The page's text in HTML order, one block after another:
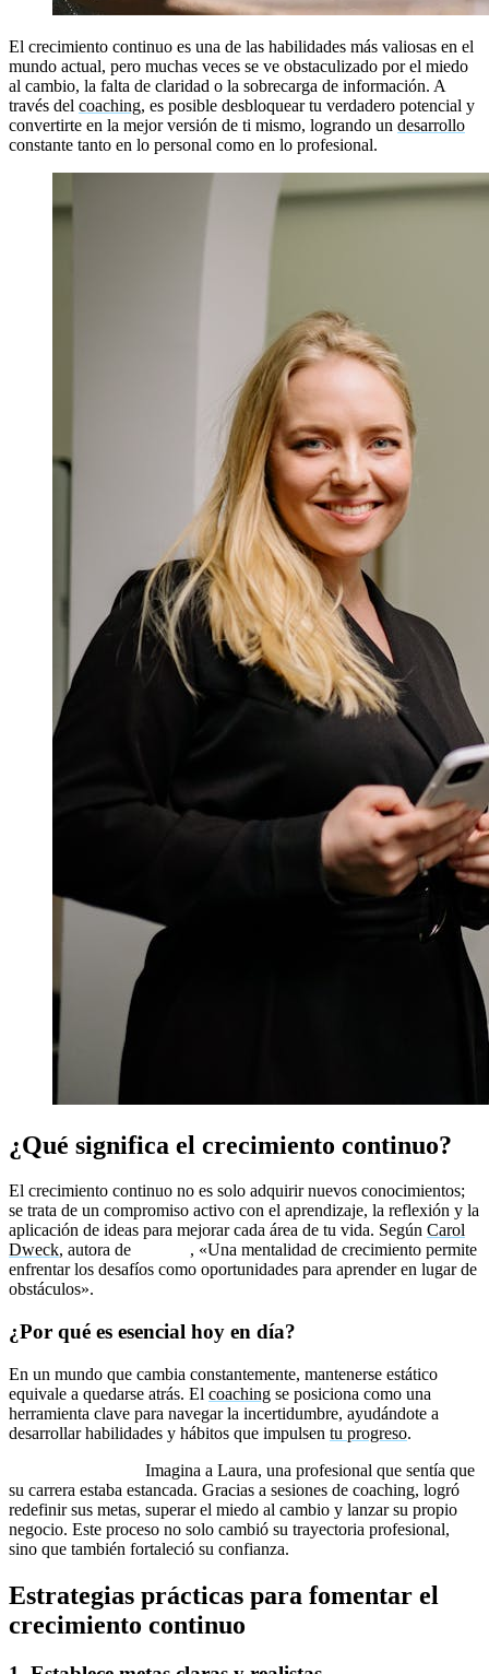
El crecimiento continuo es una de las habilidades más valiosas en el
mundo actual, pero muchas veces se ve obstaculizado por el miedo
al cambio, la falta de claridad o la sobrecarga de información. A
través del coaching, es posible desbloquear tu verdadero potencial y
convertirte en la mejor versión de ti mismo, logrando un desarrollo
constante tanto en lo personal como en lo profesional.
¿Qué significa el crecimiento continuo?
El crecimiento continuo no es solo adquirir nuevos conocimientos;
se trata de un compromiso activo con el aprendizaje, la reflexión y la
aplicación de ideas para mejorar cada área de tu vida. Según Carol
Dweck, autora de
, «Una mentalidad de crecimiento permite
enfrentar los desafíos como oportunidades para aprender en lugar de
obstáculos».
¿Por qué es esencial hoy en día?
En un mundo que cambia constantemente, mantenerse estático
equivale a quedarse atrás. El coaching se posiciona como una
herramienta clave para navegar la incertidumbre, ayudándote a
desarrollar habilidades y hábitos que impulsen tu progreso.
Imagina a Laura, una profesional que sentía que
su carrera estaba estancada. Gracias a sesiones de coaching, logró
redefinir sus metas, superar el miedo al cambio y lanzar su propio
negocio. Este proceso no solo cambió su trayectoria profesional,
sino que también fortaleció su confianza.
Estrategias prácticas para fomentar el
crecimiento continuo